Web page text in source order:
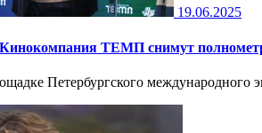
19.06.2025
ТЕМП снимут
Петербургского международного